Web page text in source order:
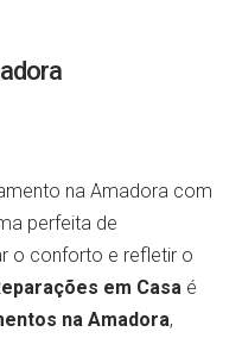
na Amadora com
perfeita de
o conforto e refletir o
em Casa é
na Amadora,